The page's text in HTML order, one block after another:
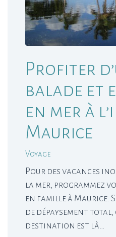
Profiter
balade et
en mer à
Maurice
Voyage
Pour des vacances
la mer, programmez
en famille à Maurice.
de dépaysement
destination est là…